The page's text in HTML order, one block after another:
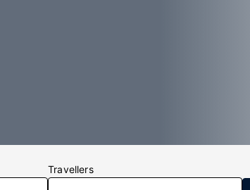
Travellers